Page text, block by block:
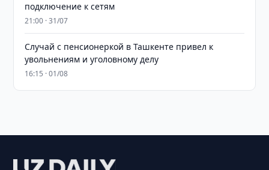
подключение к сетям
21:00 · 31/07
Случай с пенсионеркой в Ташкенте привел к
увольнениям и уголовному делу
16:15 · 01/08